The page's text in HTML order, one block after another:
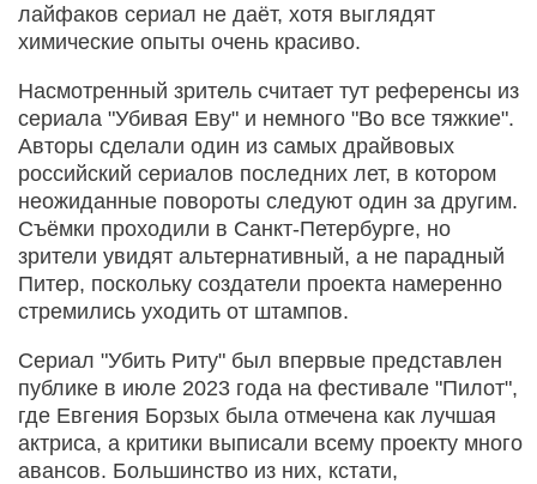
лайфаков сериал не даёт, хотя выглядят
химические опыты очень красиво.
Насмотренный зритель считает тут референсы из
сериала "Убивая Еву" и немного "Во все тяжкие".
Авторы сделали один из самых драйвовых
российский сериалов последних лет, в котором
неожиданные повороты следуют один за другим.
Съёмки проходили в Санкт-Петербурге, но
зрители увидят альтернативный, а не парадный
Питер, поскольку создатели проекта намеренно
стремились уходить от штампов.
Сериал "Убить Риту" был впервые представлен
публике в июле 2023 года на фестивале "Пилот",
где Евгения Борзых была отмечена как лучшая
актриса, а критики выписали всему проекту много
авансов. Большинство из них, кстати,